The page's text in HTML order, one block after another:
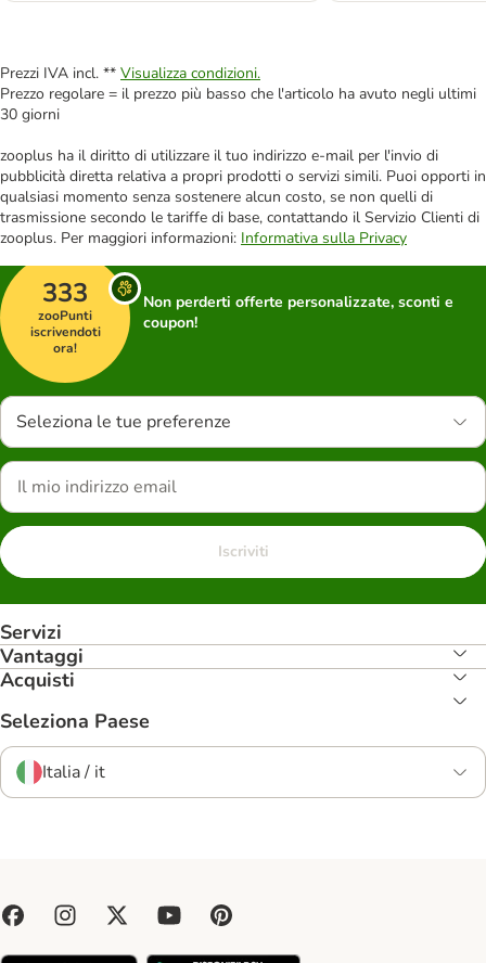
Prezzi IVA incl. ** Visualizza condizioni.
Prezzo regolare = il prezzo più basso che l'articolo ha avuto negli ultimi
30 giorni
zooplus ha il diritto di utilizzare il tuo indirizzo e-mail per l'invio di
pubblicità diretta relativa a propri prodotti o servizi simili. Puoi opporti in
qualsiasi momento senza sostenere alcun costo, se non quelli di
trasmissione secondo le tariffe di base, contattando il Servizio Clienti di
zooplus. Per maggiori informazioni: Informativa sulla Privacy
333
zooPunti
iscrivendoti
ora!
Non perderti offerte personalizzate, sconti e
coupon!
Seleziona le tue preferenze
Iscriviti
Servizi
Vantaggi
Acquisti
Seleziona Paese
Italia / it